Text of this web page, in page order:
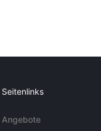
Seitenlinks
Angebote